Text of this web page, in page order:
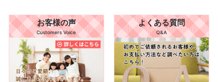
お客様の声
Customers Voice
よくある質問
Q&A